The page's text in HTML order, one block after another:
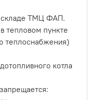
складе ТМЦ ФАП.
тепловом пункте
теплоснабжения)
котла